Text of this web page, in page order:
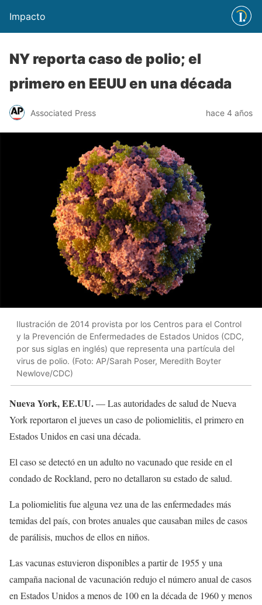
Impacto
NY reporta caso de polio; el
primero en EEUU en una década
Associated Press hace 4 años
Ilustración de 2014 provista por los Centros para el Control
y la Prevención de Enfermedades de Estados Unidos (CDC,
por sus siglas en inglés) que representa una partícula del
virus de polio. (Foto: AP/Sarah Poser, Meredith Boyter
Newlove/CDC)
Nueva York, EE.UU.— Las autoridades de salud de Nueva
York reportaron el jueves un caso de poliomielitis, el primero en
Estados Unidos en casi una década.
El caso se detectó en un adulto no vacunado que reside en el
condado de Rockland, pero no detallaron su estado de salud.
La poliomielitis fue alguna vez una de las enfermedades más
temidas del país, con brotes anuales que causaban miles de casos
de parálisis, muchos de ellos en niños.
Las vacunas estuvieron disponibles a partir de 1955 y una
campaña nacional de vacunación redujo el número anual de casos
en Estados Unidos a menos de 100 en la década de 1960 y menos